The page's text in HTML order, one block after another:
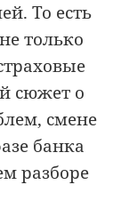
То есть
только
сюжет о
смене
банка
разборе